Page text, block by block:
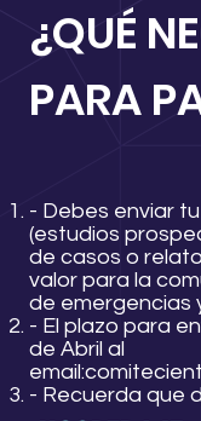
¿QUÉ
PARA
- Debes enviar
(estudios
de casos o
valor para la
de emergencias
- El plazo para
de Abril al
email:
- Recuerda que